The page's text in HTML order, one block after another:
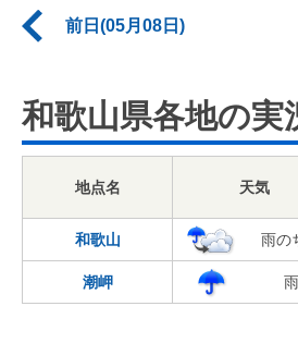
前日(05月08日)
和歌山県各地の実
地点名 天気
和歌山 雨の
潮岬 雨